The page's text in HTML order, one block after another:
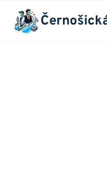
Přeskočit
obsah